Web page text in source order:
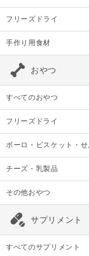
フリーズドライ
手作り用食材
おやつ
すべてのおやつ
フリーズドライ
ボーロ・ビスケット・
チーズ・乳製品
その他おやつ
サプリメント
すべてのサプリメント